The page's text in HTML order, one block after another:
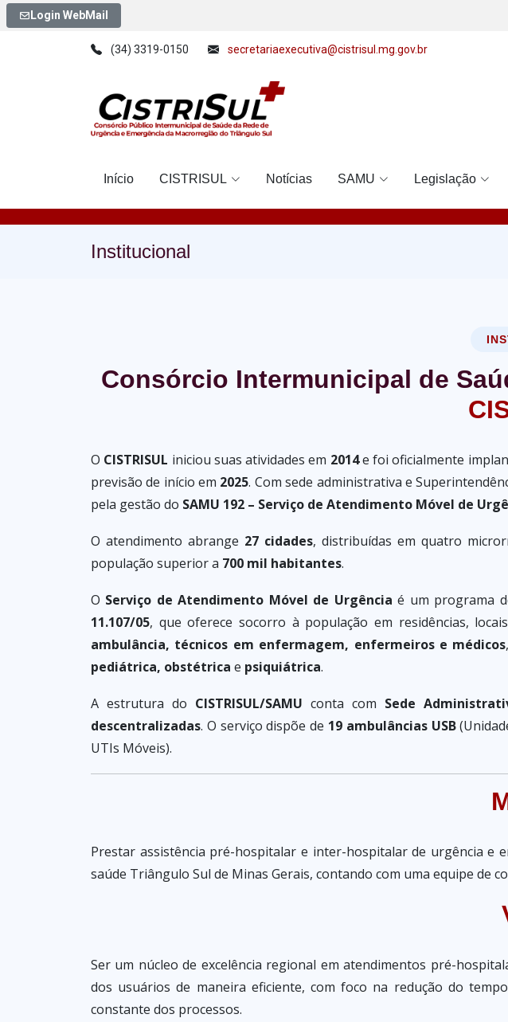
Login WebMail
(34) 3319-0150 secretariaexecutiva@cistrisul.mg.gov.br
Início CISTRISUL Notícias SAMU Legislação
Institucional
Consórcio Intermunicipal de
O CISTRISUL iniciou suas atividades em 2014e foi oficialmente
previsão de início em 2025. Com sede administrativa e
pela gestão do SAMU 192 – Serviço de Atendimento Móvel de
O atendimento abrange 27 cidades, distribuídas em quatro
população superior a 700 mil habitantes.
O Serviço de Atendimento Móvel de Urgência é um programa
11.107/05, que oferece socorro à população em residências,
ambulância, técnicos em enfermagem, enfermeiros e médicos
pediátrica, obstétrica e psiquiátrica.
A estrutura do CISTRISUL/SAMU conta com Sede
descentralizadas. O serviço dispõe de 19 ambulâncias USB
UTIs Móveis).
Prestar assistência pré-hospitalar e inter-hospitalar de urgência e
saúde Triângulo Sul de Minas Gerais, contando com uma equipe de
Ser um núcleo de excelência regional em atendimentos pré-
dos usuários de maneira eficiente, com foco na redução do
constante dos processos.